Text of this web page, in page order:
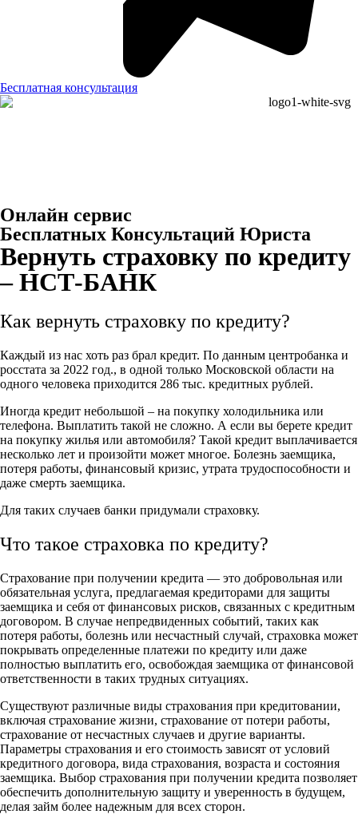
Бесплатная консультация
Онлайн сервис
Бесплатных Консультаций Юриста
Вернуть страховку по кредиту
– НСТ-БАНК
Как вернуть страховку по кредиту?
Каждый из нас хоть раз брал кредит. По данным центробанка и
росстата за 2022 год., в одной только Московской области на
одного человека приходится 286 тыс. кредитных рублей.
Иногда кредит небольшой – на покупку холодильника или
телефона. Выплатить такой не сложно. А если вы берете кредит
на покупку жилья или автомобиля? Такой кредит выплачивается
несколько лет и произойти может многое. Болезнь заемщика,
потеря работы, финансовый кризис, утрата трудоспособности и
даже смерть заемщика.
Для таких случаев банки придумали страховку.
Что такое страховка по кредиту?
Страхование при получении кредита — это добровольная или
обязательная услуга, предлагаемая кредиторами для защиты
заемщика и себя от финансовых рисков, связанных с кредитным
договором. В случае непредвиденных событий, таких как
потеря работы, болезнь или несчастный случай, страховка может
покрывать определенные платежи по кредиту или даже
полностью выплатить его, освобождая заемщика от финансовой
ответственности в таких трудных ситуациях.
Существуют различные виды страхования при кредитовании,
включая страхование жизни, страхование от потери работы,
страхование от несчастных случаев и другие варианты.
Параметры страхования и его стоимость зависят от условий
кредитного договора, вида страхования, возраста и состояния
заемщика. Выбор страхования при получении кредита позволяет
обеспечить дополнительную защиту и уверенность в будущем,
делая займ более надежным для всех сторон.